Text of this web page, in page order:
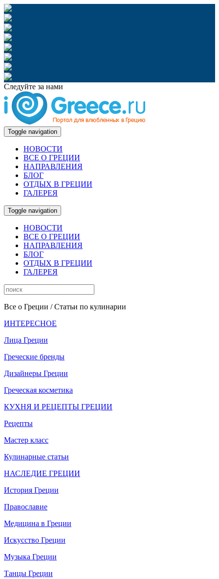
Следуйте за нами
Toggle navigation
НОВОСТИ
ВСЕ О ГРЕЦИИ
НАПРАВЛЕНИЯ
БЛОГ
ОТДЫХ В ГРЕЦИИ
ГАЛЕРЕЯ
Toggle navigation
НОВОСТИ
ВСЕ О ГРЕЦИИ
НАПРАВЛЕНИЯ
БЛОГ
ОТДЫХ В ГРЕЦИИ
ГАЛЕРЕЯ
Все о Греции / Статьи по кулинарии
ИНТЕРЕСНОЕ
Лица Греции
Греческие бренды
Дизайнеры Греции
Греческая косметика
КУХНЯ И РЕЦЕПТЫ ГРЕЦИИ
Рецепты
Мастер класс
Кулинарные статьи
НАСЛЕДИЕ ГРЕЦИИ
История Греции
Православие
Медицина в Греции
Искусство Греции
Музыка Греции
Танцы Греции